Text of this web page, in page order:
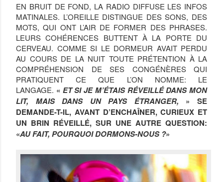
EN BRUIT DE FOND, LA RADIO DIFFUSE LES INFOS
MATINALES. L’OREILLE DISTINGUE DES SONS, DES
MOTS, QUI ONT L’AIR DE FORMER DES PHRASES.
LEURS COHÉRENCES BUTTENT À LA PORTE DU
CERVEAU. COMME SI LE DORMEUR AVAIT PERDU
AU COURS DE LA NUIT TOUTE PRÉTENTION À LA
COMPRÉHENSION DE SES CONGÉNÈRES QUI
PRATIQUENT CE QUE L’ON NOMME: LE
LANGAGE. « ET SI JE M’ÉTAIS RÉVEILLÉ DANS MON
LIT, MAIS DANS UN PAYS ÉTRANGER, » SE
DEMANDE-T-IL, AVANT D’ENCHAÎNER, CURIEUX ET
UN BRIN RÉVEILLÉ, SUR UNE AUTRE QUESTION:
«AU FAIT, POURQUOI DORMONS-NOUS ?»